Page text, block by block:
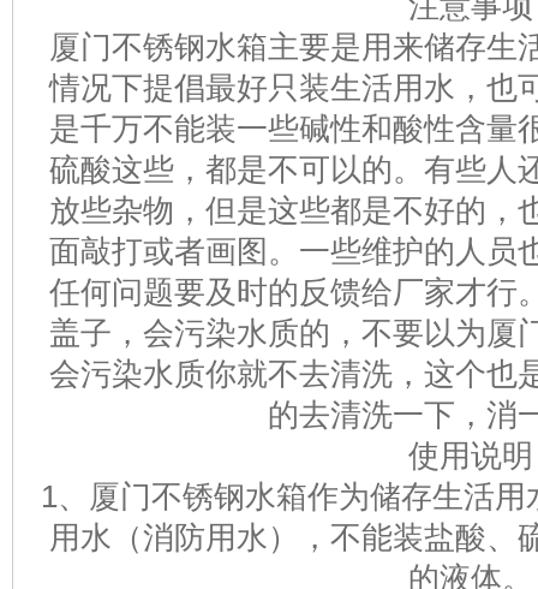
厦门不锈钢水箱主要是用来储存生
情况下提倡最好只装生活用水，也
是千万不能装一些碱性和酸性含量
硫酸这些，都是不可以的。有些人
放些杂物，但是这些都是不好的，
面敲打或者画图。一些维护的人员
任何问题要及时的反馈给厂家才行
盖子，会污染水质的，不要以为厦
会污染水质你就不去清洗，这个也
的去清洗一下，消
使用说明
1、厦门不锈钢水箱作为储存生活
用水（消防用水），不能装盐酸、
的液体。